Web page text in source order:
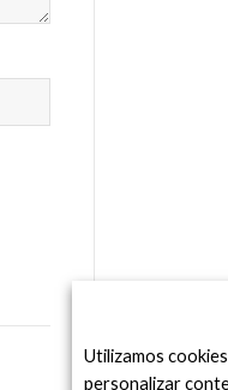
Utilizamos
personalizar